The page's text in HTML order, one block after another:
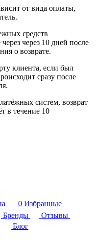
от вида оплаты,
средств
через 10 дней после
о возврате.
клиента, если был
сразу после
систем, возврат
в течение 10
0 Избранные
Бренды
Отзывы
Блог